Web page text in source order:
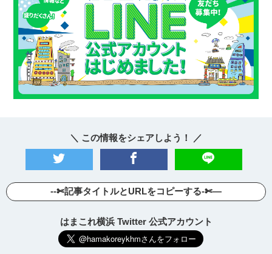
＼ この情報をシェアしよう！ ／
--✄記事タイトルとURLをコピーする-✄—
はまこれ横浜 Twitter 公式アカウント